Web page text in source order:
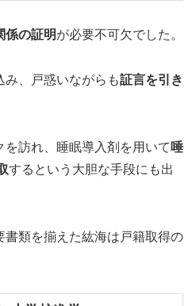
係の証明が必要不可欠でした。
、戸惑いながらも証言を引き
訪れ、睡眠導入剤を用いて 唾
するという大胆な手段にも出
書類を揃えた紘海は戸籍取得の